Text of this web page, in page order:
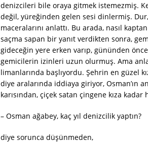
denizcileri bile oraya gitmek istemezmiş.
değil, yüreğinden gelen sesi dinlermiş.
maceralarını anlattı. Bu arada, nasıl
saçma sapan bir yanıt verdikten sonra,
gideceğin yere erken varıp, gününden
gemicilerin izinleri uzun olurmuş. Ama
limanlarında başlıyordu. Şehrin en güzel
diye aralarında iddiaya giriyor, Osman’ın
karısından, çiçek satan çingene kıza
– Osman ağabey, kaç yıl denizcilik yaptın?
diye sorunca düşünmeden,